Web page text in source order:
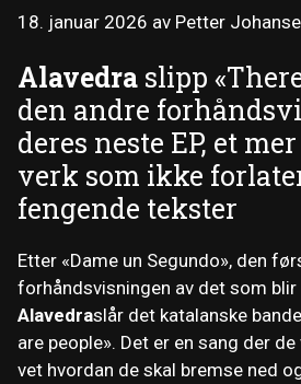
18. januar 2026 av Petter
Alavedra slipp
den andre
deres neste EP, et
verk som ikke
fengende tekster
Etter «Dame un Segundo», den
forhåndsvisningen av det som blir
Alavedraslår det katalanske
are people». Det er en sang der
vet hvordan de skal bremse ned